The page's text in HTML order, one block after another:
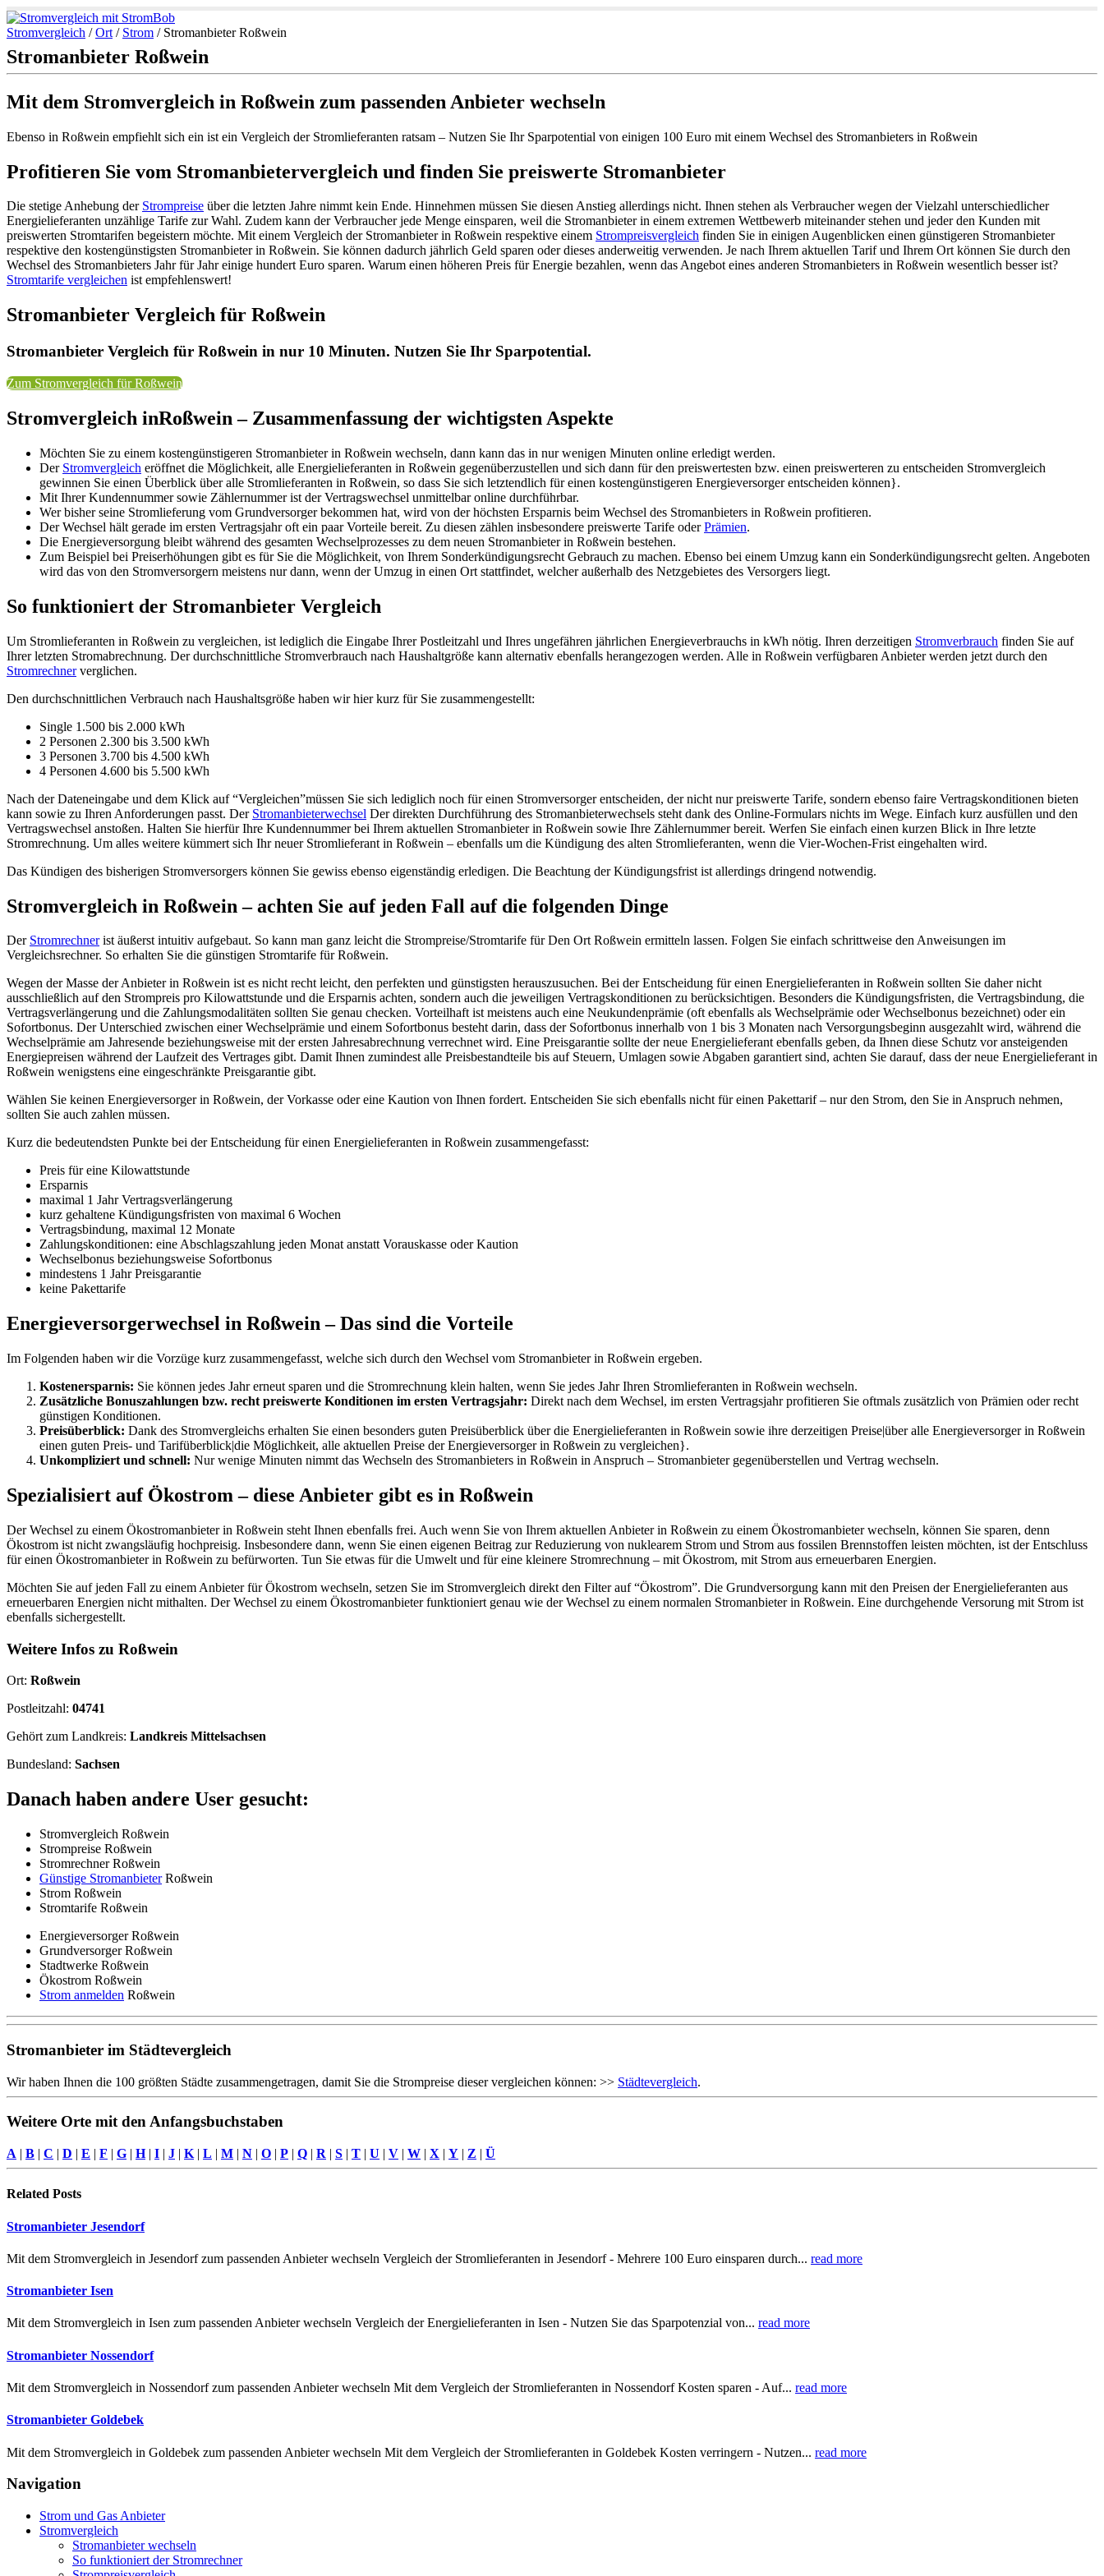
Stromvergleich /Ort / Strom / Stromanbieter Roßwein
Stromanbieter Roßwein
Mit dem Stromvergleich in Roßwein zum passenden Anbieter wechseln
Ebenso in Roßwein empfiehlt sich ein ist ein Vergleich der Stromlieferanten ratsam – Nutzen Sie Ihr Sparpotential von einigen 100 Euro mit einem Wechsel des Stromanbieters in Roßwein
Profitieren Sie vom Stromanbietervergleich und finden Sie preiswerte Stromanbieter
Die stetige Anhebung der Strompreise über die letzten Jahre nimmt kein Ende. Hinnehmen müssen Sie diesen Anstieg allerdings nicht. Ihnen stehen als Verbraucher wegen der Vielzahl unterschiedlicher
Energielieferanten unzählige Tarife zur Wahl. Zudem kann der Verbraucher jede Menge einsparen, weil die Stromanbieter in einem extremen Wettbewerb miteinander stehen und jeder den Kunden mit
preiswerten Stromtarifen begeistern möchte. Mit einem Vergleich der Stromanbieter in Roßwein respektive einem Strompreisvergleich finden Sie in einigen Augenblicken einen günstigeren Stromanbieter
respektive den kostengünstigsten Stromanbieter in Roßwein. Sie können dadurch jährlich Geld sparen oder dieses anderweitig verwenden. Je nach Ihrem aktuellen Tarif und Ihrem Ort können Sie durch den
Wechsel des Stromanbieters Jahr für Jahr einige hundert Euro sparen. Warum einen höheren Preis für Energie bezahlen, wenn das Angebot eines anderen Stromanbieters in Roßwein wesentlich besser ist?
Stromtarife vergleichen ist empfehlenswert!
Stromanbieter Vergleich für Roßwein
Stromanbieter Vergleich für Roßwein in nur 10 Minuten. Nutzen Sie Ihr Sparpotential.
Zum Stromvergleich für Roßwein
Stromvergleich inRoßwein – Zusammenfassung der wichtigsten Aspekte
Möchten Sie zu einem kostengünstigeren Stromanbieter in Roßwein wechseln, dann kann das in nur wenigen Minuten online erledigt werden.
Der Stromvergleich eröffnet die Möglichkeit, alle Energielieferanten in Roßwein gegenüberzustellen und sich dann für den preiswertesten bzw. einen preiswerteren zu entscheiden Stromvergleich
gewinnen Sie einen Überblick über alle Stromlieferanten in Roßwein, so dass Sie sich letztendlich für einen kostengünstigeren Energieversorger entscheiden können}.
Mit Ihrer Kundennummer sowie Zählernummer ist der Vertragswechsel unmittelbar online durchführbar.
Wer bisher seine Stromlieferung vom Grundversorger bekommen hat, wird von der höchsten Ersparnis beim Wechsel des Stromanbieters in Roßwein profitieren.
Der Wechsel hält gerade im ersten Vertragsjahr oft ein paar Vorteile bereit. Zu diesen zählen insbesondere preiswerte Tarife oderPrämien.
Die Energieversorgung bleibt während des gesamten Wechselprozesses zu dem neuen Stromanbieter in Roßwein bestehen.
Zum Beispiel bei Preiserhöhungen gibt es für Sie die Möglichkeit, von Ihrem Sonderkündigungsrecht Gebrauch zu machen. Ebenso bei einem Umzug kann ein Sonderkündigungsrecht gelten. Angeboten
wird das von den Stromversorgern meistens nur dann, wenn der Umzug in einen Ort stattfindet, welcher außerhalb des Netzgebietes des Versorgers liegt.
So funktioniert der Stromanbieter Vergleich
Um Stromlieferanten in Roßwein zu vergleichen, ist lediglich die Eingabe Ihrer Postleitzahl und Ihres ungefähren jährlichen Energieverbrauchs in kWh nötig. Ihren derzeitigen Stromverbrauch finden Sie auf
Ihrer letzten Stromabrechnung. Der durchschnittliche Stromverbrauch nach Haushaltgröße kann alternativ ebenfalls herangezogen werden. Alle in Roßwein verfügbaren Anbieter werden jetzt durch den
Stromrechnerverglichen.
Den durchschnittlichen Verbrauch nach Haushaltsgröße haben wir hier kurz für Sie zusammengestellt:
Single 1.500 bis 2.000 kWh
2 Personen 2.300 bis 3.500 kWh
3 Personen 3.700 bis 4.500 kWh
4 Personen 4.600 bis 5.500 kWh
Nach der Dateneingabe und dem Klick auf “Vergleichen”müssen Sie sich lediglich noch für einen Stromversorger entscheiden, der nicht nur preiswerte Tarife, sondern ebenso faire Vertragskonditionen bieten
kann sowie zu Ihren Anforderungen passt. Der Stromanbieterwechsel Der direkten Durchführung des Stromanbieterwechsels steht dank des Online-Formulars nichts im Wege. Einfach kurz ausfüllen und den
Vertragswechsel anstoßen. Halten Sie hierfür Ihre Kundennummer bei Ihrem aktuellen Stromanbieter in Roßwein sowie Ihre Zählernummer bereit. Werfen Sie einfach einen kurzen Blick in Ihre letzte
Stromrechnung. Um alles weitere kümmert sich Ihr neuer Stromlieferant in Roßwein – ebenfalls um die Kündigung des alten Stromlieferanten, wenn die Vier-Wochen-Frist eingehalten wird.
Das Kündigen des bisherigen Stromversorgers können Sie gewiss ebenso eigenständig erledigen. Die Beachtung der Kündigungsfrist ist allerdings dringend notwendig.
Stromvergleich in Roßwein – achten Sie auf jeden Fall auf die folgenden Dinge
Der Stromrechnerist äußerst intuitiv aufgebaut. So kann man ganz leicht die Strompreise/Stromtarife für Den Ort Roßwein ermitteln lassen. Folgen Sie einfach schrittweise den Anweisungen im
Vergleichsrechner. So erhalten Sie die günstigen Stromtarife für Roßwein.
Wegen der Masse der Anbieter in Roßwein ist es nicht recht leicht, den perfekten und günstigsten herauszusuchen. Bei der Entscheidung für einen Energielieferanten in Roßwein sollten Sie daher nicht
ausschließlich auf den Strompreis pro Kilowattstunde und die Ersparnis achten, sondern auch die jeweiligen Vertragskonditionen zu berücksichtigen. Besonders die Kündigungsfristen, die Vertragsbindung, die
Vertragsverlängerung und die Zahlungsmodalitäten sollten Sie genau checken. Vorteilhaft ist meistens auch eine Neukundenprämie (oft ebenfalls als Wechselprämie oder Wechselbonus bezeichnet) oder ein
Sofortbonus. Der Unterschied zwischen einer Wechselprämie und einem Sofortbonus besteht darin, dass der Sofortbonus innerhalb von 1 bis 3 Monaten nach Versorgungsbeginn ausgezahlt wird, während die
Wechselprämie am Jahresende beziehungsweise mit der ersten Jahresabrechnung verrechnet wird. Eine Preisgarantie sollte der neue Energielieferant ebenfalls geben, da Ihnen diese Schutz vor ansteigenden
Energiepreisen während der Laufzeit des Vertrages gibt. Damit Ihnen zumindest alle Preisbestandteile bis auf Steuern, Umlagen sowie Abgaben garantiert sind, achten Sie darauf, dass der neue Energielieferant in
Roßwein wenigstens eine eingeschränkte Preisgarantie gibt.
Wählen Sie keinen Energieversorger in Roßwein, der Vorkasse oder eine Kaution von Ihnen fordert. Entscheiden Sie sich ebenfalls nicht für einen Pakettarif – nur den Strom, den Sie in Anspruch nehmen,
sollten Sie auch zahlen müssen.
Kurz die bedeutendsten Punkte bei der Entscheidung für einen Energielieferanten in Roßwein zusammengefasst:
Preis für eine Kilowattstunde
Ersparnis
maximal 1 Jahr Vertragsverlängerung
kurz gehaltene Kündigungsfristen von maximal 6 Wochen
Vertragsbindung, maximal 12 Monate
Zahlungskonditionen: eine Abschlagszahlung jeden Monat anstatt Vorauskasse oder Kaution
Wechselbonus beziehungsweise Sofortbonus
mindestens 1 Jahr Preisgarantie
keine Pakettarife
Energieversorgerwechsel in Roßwein – Das sind die Vorteile
Im Folgenden haben wir die Vorzüge kurz zusammengefasst, welche sich durch den Wechsel vom Stromanbieter in Roßwein ergeben.
Kostenersparnis: Sie können jedes Jahr erneut sparen und die Stromrechnung klein halten, wenn Sie jedes Jahr Ihren Stromlieferanten in Roßwein wechseln.
Zusätzliche Bonuszahlungen bzw. recht preiswerte Konditionen im ersten Vertragsjahr: Direkt nach dem Wechsel, im ersten Vertragsjahr profitieren Sie oftmals zusätzlich von Prämien oder recht
günstigen Konditionen.
Preisüberblick: Dank des Stromvergleichs erhalten Sie einen besonders guten Preisüberblick über die Energielieferanten in Roßwein sowie ihre derzeitigen Preise|über alle Energieversorger in Roßwein
einen guten Preis- und Tarifüberblick|die Möglichkeit, alle aktuellen Preise der Energieversorger in Roßwein zu vergleichen}.
Unkompliziert und schnell: Nur wenige Minuten nimmt das Wechseln des Stromanbieters in Roßwein in Anspruch – Stromanbieter gegenüberstellen und Vertrag wechseln.
Spezialisiert auf Ökostrom – diese Anbieter gibt es in Roßwein
Der Wechsel zu einem Ökostromanbieter in Roßwein steht Ihnen ebenfalls frei. Auch wenn Sie von Ihrem aktuellen Anbieter in Roßwein zu einem Ökostromanbieter wechseln, können Sie sparen, denn
Ökostrom ist nicht zwangsläufig hochpreisig. Insbesondere dann, wenn Sie einen eigenen Beitrag zur Reduzierung von nuklearem Strom und Strom aus fossilen Brennstoffen leisten möchten, ist der Entschluss
für einen Ökostromanbieter in Roßwein zu befürworten. Tun Sie etwas für die Umwelt und für eine kleinere Stromrechnung – mit Ökostrom, mit Strom aus erneuerbaren Energien.
Möchten Sie auf jeden Fall zu einem Anbieter für Ökostrom wechseln, setzen Sie im Stromvergleich direkt den Filter auf “Ökostrom”. Die Grundversorgung kann mit den Preisen der Energielieferanten aus
erneuerbaren Energien nicht mithalten. Der Wechsel zu einem Ökostromanbieter funktioniert genau wie der Wechsel zu einem normalen Stromanbieter in Roßwein. Eine durchgehende Versorung mit Strom ist
ebenfalls sichergestellt.
Weitere Infos zu Roßwein
Ort: Roßwein
Postleitzahl: 04741
Gehört zum Landkreis: Landkreis Mittelsachsen
Bundesland: Sachsen
Danach haben andere User gesucht:
Stromvergleich Roßwein
Strompreise Roßwein
Stromrechner Roßwein
Günstige StromanbieterRoßwein
Strom Roßwein
Stromtarife Roßwein
Energieversorger Roßwein
Grundversorger Roßwein
Stadtwerke Roßwein
Ökostrom Roßwein
Strom anmelden Roßwein
Stromanbieter im Städtevergleich
Wir haben Ihnen die 100 größten Städte zusammengetragen, damit Sie die Strompreise dieser vergleichen können: >> Städtevergleich.
Weitere Orte mit den Anfangsbuchstaben
A | B | C | D | E | F | G | H| I | J | K | L | M | N | O | P | Q | R | S | T | U | V | W | X | Y | Z | Ü
Related Posts
Stromanbieter Jesendorf
Mit dem Stromvergleich in Jesendorf zum passenden Anbieter wechseln Vergleich der Stromlieferanten in Jesendorf - Mehrere 100 Euro einsparen durch... read more
Stromanbieter Isen
Mit dem Stromvergleich in Isen zum passenden Anbieter wechseln Vergleich der Energielieferanten in Isen - Nutzen Sie das Sparpotenzial von... read more
Stromanbieter Nossendorf
Mit dem Stromvergleich in Nossendorf zum passenden Anbieter wechseln Mit dem Vergleich der Stromlieferanten in Nossendorf Kosten sparen - Auf... read more
Stromanbieter Goldebek
Mit dem Stromvergleich in Goldebek zum passenden Anbieter wechseln Mit dem Vergleich der Stromlieferanten in Goldebek Kosten verringern - Nutzen... read more
Navigation
Strom und Gas Anbieter
Stromvergleich
Stromanbieter wechseln
So funktioniert der Stromrechner